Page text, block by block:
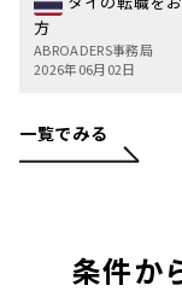
方
ABROADERS事務局
2026年06月02日
一覧でみる
条件か